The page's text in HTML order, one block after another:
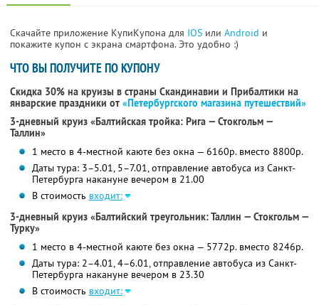
Скачайте приложение КупиКупона для IOS или Android и
покажите купон с экрана смартфона. Это удобно :)
ЧТО ВЫ ПОЛУЧИТЕ ПО КУПОНУ
Скидка 30% на круизы в страны Скандинавии и Прибалтики на
январские праздники от «Петербургского магазина путешествий»
3-дневный круиз «Балтийская тройка: Рига — Стокгольм —
Таллин»
1 место в 4-местной каюте без окна — 6160р. вместо 8800р.
Даты тура: 3–5.01, 5–7.01, отправление автобуса из Санкт-
Петербурга накануне вечером в 21.00
В стоимость входит:
3-дневный круиз «Балтийский треугольник: Таллин — Стокгольм —
Турку»
1 место в 4-местной каюте без окна — 5772р. вместо 8246р.
Даты тура: 2–4.01, 4–6.01, отправление автобуса из Санкт-
Петербурга накануне вечером в 23.30
В стоимость входит: